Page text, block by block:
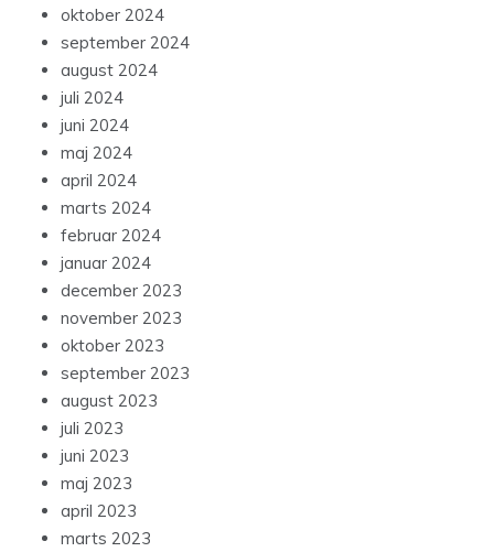
oktober 2024
september 2024
august 2024
juli 2024
juni 2024
maj 2024
april 2024
marts 2024
februar 2024
januar 2024
december 2023
november 2023
oktober 2023
september 2023
august 2023
juli 2023
juni 2023
maj 2023
april 2023
marts 2023